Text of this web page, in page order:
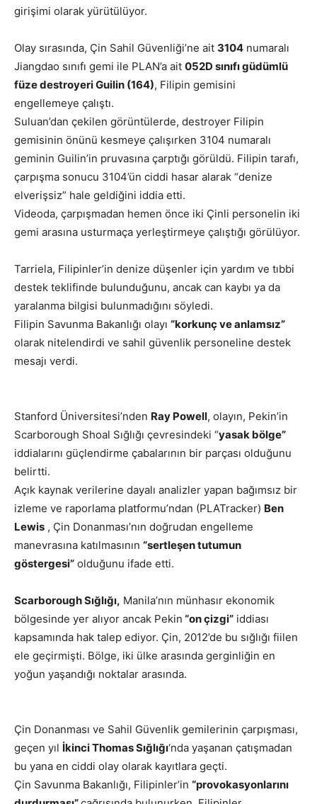
girişimi olarak yürütülüyor.
Olay sırasında, Çin Sahil Güvenliği’ne ait 3104 numaralı
Jiangdao sınıfı gemi ile PLAN’a ait 052D sınıfı güdümlü
füze destroyeri Guilin (164), Filipin gemisini
engellemeye çalıştı.
Suluan’dan çekilen görüntülerde, destroyer Filipin
gemisinin önünü kesmeye çalışırken 3104 numaralı
geminin Guilin’in pruvasına çarptığı görüldü. Filipin tarafı,
çarpışma sonucu 3104’ün ciddi hasar alarak “denize
elverişsiz” hale geldiğini iddia etti.
Videoda, çarpışmadan hemen önce iki Çinli personelin iki
gemi arasına usturmaça yerleştirmeye çalıştığı görülüyor.
Tarriela, Filipinler’in denize düşenler için yardım ve tıbbi
destek teklifinde bulunduğunu, ancak can kaybı ya da
yaralanma bilgisi bulunmadığını söyledi.
Filipin Savunma Bakanlığı olayı “korkunç ve anlamsız”
olarak nitelendirdi ve sahil güvenlik personeline destek
mesajı verdi.
Stanford Üniversitesi’nden Ray Powell, olayın, Pekin’in
Scarborough Shoal Sığlığı çevresindeki “yasak bölge”
iddialarını güçlendirme çabalarının bir parçası olduğunu
belirtti.
Açık kaynak verilerine dayalı analizler yapan bağımsız bir
izleme ve raporlama platformu’ndan (PLATracker) Ben
Lewis , Çin Donanması’nın doğrudan engelleme
manevrasına katılmasının “sertleşen tutumun
göstergesi” olduğunu ifade etti.
Scarborough Sığlığı, Manila’nın münhasır ekonomik
bölgesinde yer alıyor ancak Pekin “on çizgi” iddiası
kapsamında hak talep ediyor. Çin, 2012’de bu sığlığı fiilen
ele geçirmişti. Bölge, iki ülke arasında gerginliğin en
yoğun yaşandığı noktalar arasında.
Çin Donanması ve Sahil Güvenlik gemilerinin çarpışması,
geçen yıl İkinci Thomas Sığlığı‘nda yaşanan çatışmadan
bu yana en ciddi olay olarak kayıtlara geçti.
Çin Savunma Bakanlığı, Filipinler’in “provokasyonlarını